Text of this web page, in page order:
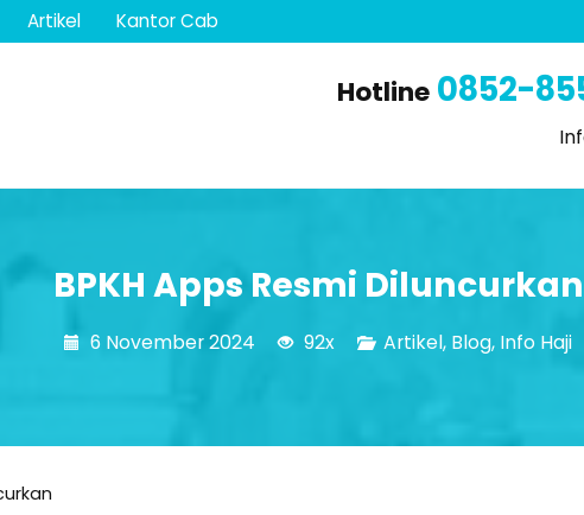
Artikel Kantor Cab
Hotline 0852-
BPKH Apps Resmi Diluncurkan
6 November 2024 92x Artikel, Blog, Info Haji